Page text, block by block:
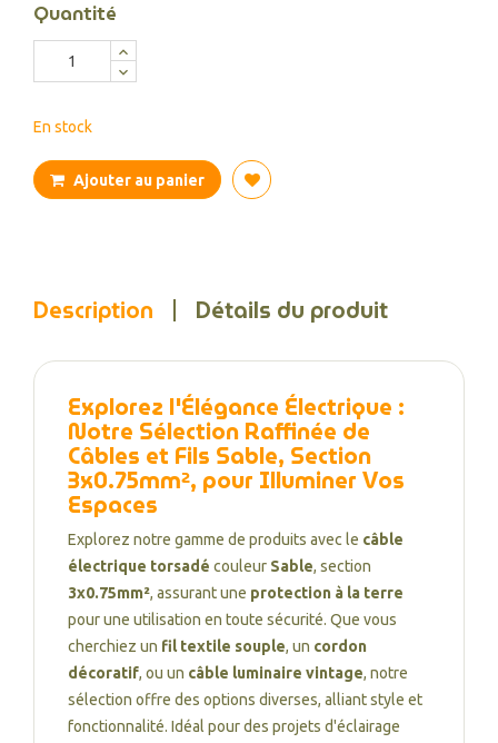
Quantité
En stock
Ajouter au panier
Description Détails du produit
Explorez l'Élégance Électrique :
Notre Sélection Raffinée de
Câbles et Fils Sable, Section
3x0.75mm², pour Illuminer Vos
Espaces
Explorez notre gamme de produits avec le câble
électrique torsadé couleur Sable, section
3x0.75mm², assurant une protection à la terre
pour une utilisation en toute sécurité. Que vous
cherchiez un fil textile souple, un cordon
décoratif, ou un câble luminaire vintage, notre
sélection offre des options diverses, alliant style et
fonctionnalité. Idéal pour des projets d'éclairage